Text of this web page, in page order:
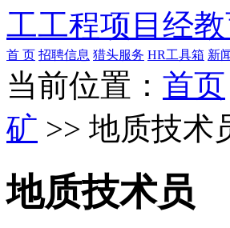
工工程项目经
首 页 招聘信息 猎头服务 HR工具箱 新
当前位置： 首页
矿 >> 地质技术
地质技术员